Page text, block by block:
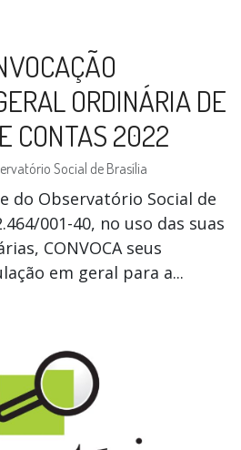
ORDINÁRIA DE
CONTAS 2022
Social de Brasília
do Observatório Social de
001-40, no uso das suas
CONVOCA seus
em geral para a...